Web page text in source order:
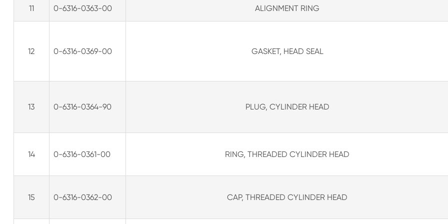
11 0-6316-0363-00 ALIGNMENT RING
12 0-6316-0369-00 GASKET, HEAD SEAL
13 0-6316-0364-90 PLUG, CYLINDER HEAD
14 0-6316-0361-00 RING, THREADED CYLINDER HEAD
15 0-6316-0362-00 CAP, THREADED CYLINDER HEAD